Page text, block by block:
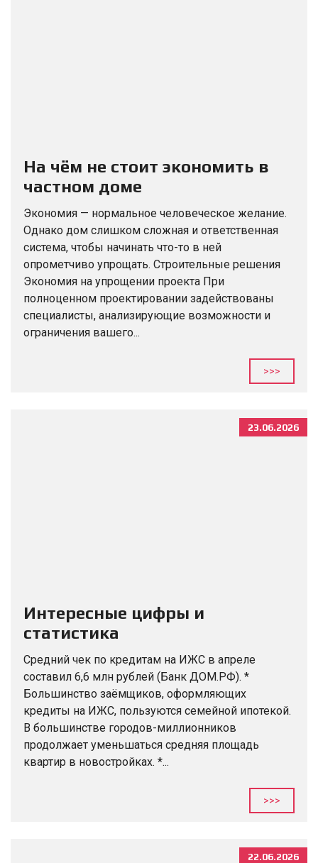
На чём не стоит экономить в
частном доме
Экономия — нормальное человеческое желание.
Однако дом слишком сложная и ответственная
система, чтобы начинать что-то в ней
опрометчиво упрощать. Строительные решения
Экономия на упрощении проекта При
полноценном проектировании задействованы
специалисты, анализирующие возможности и
ограничения вашего...
>>>
23.06.2026
Интересные цифры и
статистика
Средний чек по кредитам на ИЖС в апреле
составил 6,6 млн рублей (Банк ДОМ.РФ). *
Большинство заёмщиков, оформляющих
кредиты на ИЖС, пользуются семейной ипотекой.
В большинстве городов-миллионников
продолжает уменьшаться средняя площадь
квартир в новостройках. *...
>>>
22.06.2026